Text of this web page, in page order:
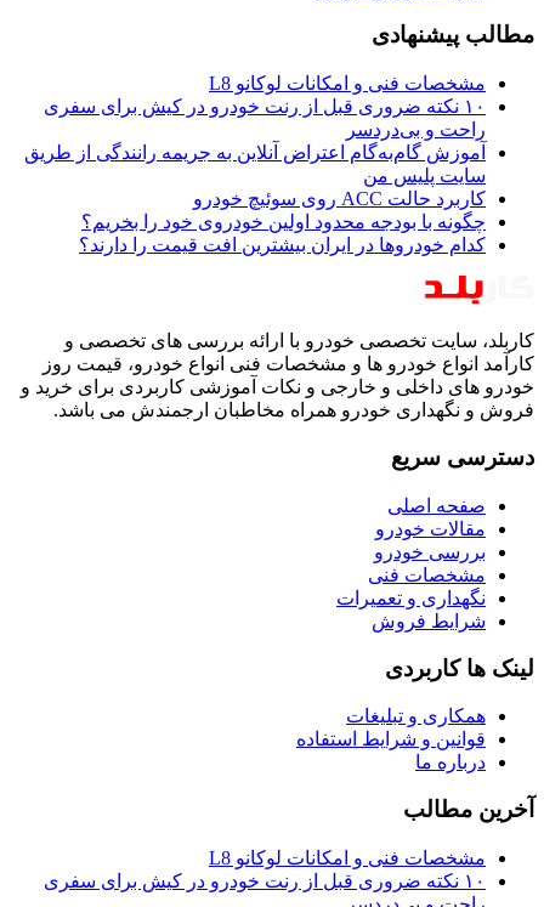
مطالب پیشنهادی
مشخصات فنی و امکانات لوکانو L8
۱۰ نکته ضروری قبل از رنت خودرو در کیش برای سفری
راحت و بی‌دردسر
آموزش گام‌به‌گام اعتراض آنلاین به جریمه رانندگی از طریق
سایت پلیس من
کاربرد حالت ACC روی سوئیچ خودرو
چگونه با بودجه محدود اولین خودروی خود را بخریم؟
کدام خودروها در ایران بیشترین افت قیمت را دارند؟
کاربلد، سایت تخصصی خودرو با ارائه بررسی های تخصصی و
کارآمد انواع خودرو ها و مشخصات فنی انواع خودرو، قیمت روز
خودرو های داخلی و خارجی و نکات آموزشی کاربردی برای خرید و
فروش و نگهداری خودرو همراه مخاطبان ارجمندش می باشد.
دسترسی سریع
صفحه اصلی
مقالات خودرو
بررسی خودرو
مشخصات فنی
نگهداری و تعمیرات
شرایط فروش
لینک ها کاربردی
همکاری و تبلیغات
قوانین و شرایط استفاده
درباره ما
آخرین مطالب
مشخصات فنی و امکانات لوکانو L8
۱۰ نکته ضروری قبل از رنت خودرو در کیش برای سفری